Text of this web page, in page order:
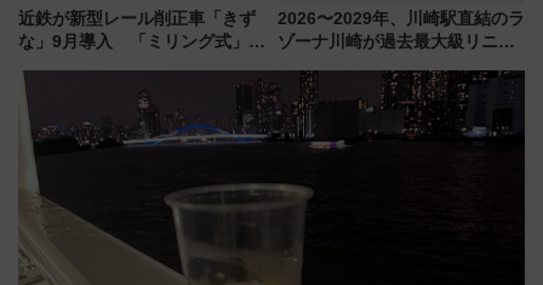
近鉄が新型レール削正車「きず
な」9月導入 「ミリング式」採
化！安全性や乗り心地の向上に
貢献するだけでなく、全線区で
活躍するための仕組みも
2026〜2029年、川崎駅直結のラ
ゾーナ川崎が過去最大級リニュ
「いつから何が変わるか」徹底
解説！